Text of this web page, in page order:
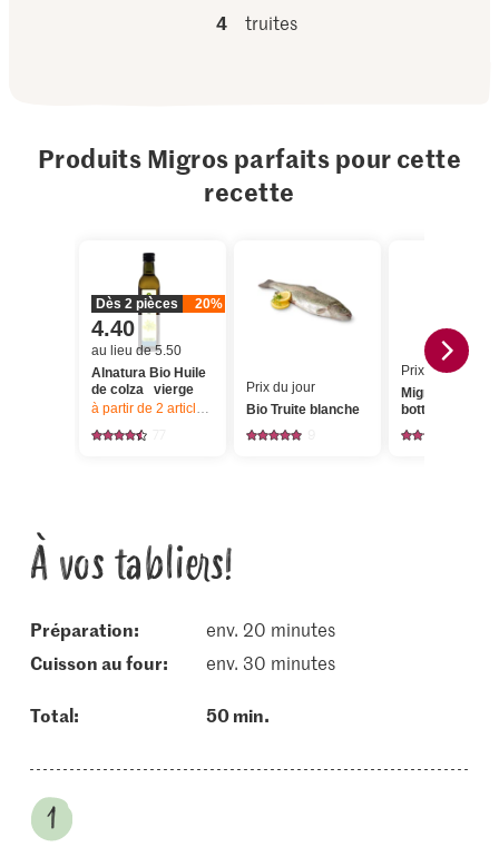
4
truites
Produits Migros parfaits pour cette
recette
Dès 2 pièces 20%
4.40
au lieu de 5.50
Alnatura Bio Huile
de colza vierge
à partir de 2 articles, Offre valable du 6.8 au 12.8.2026, jusqu’à
Prix du jour
Bio Truite blanche
Prix du jour
Migros
botte
À vos tabliers!
Préparation:
env. 20 minutes
cuisson au four:
env. 30 minutes
Total: 50 min.